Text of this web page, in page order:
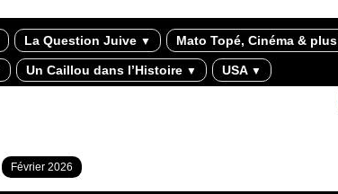
La Question Juive ▼ Mato Topé, Cinéma & plus
Un Caillou dans l’Histoire ▼ USA ▼
Février 2026